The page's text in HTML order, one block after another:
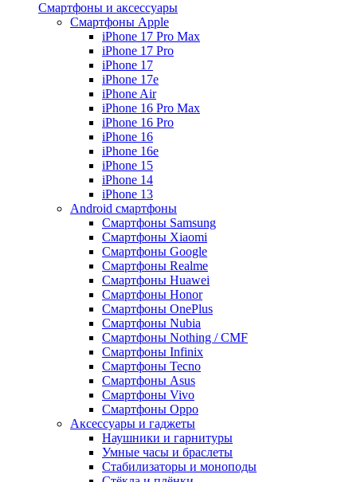
Смартфоны и аксессуары
Смартфоны Apple
iPhone 17 Pro Max
iPhone 17 Pro
iPhone 17
iPhone 17e
iPhone Air
iPhone 16 Pro Max
iPhone 16 Pro
iPhone 16
iPhone 16e
iPhone 15
iPhone 14
iPhone 13
Android cмартфоны
Смартфоны Samsung
Смартфоны Xiaomi
Смартфоны Google
Смартфоны Realme
Смартфоны Huawei
Смартфоны Honor
Смартфоны OnePlus
Смартфоны Nubia
Смартфоны Nothing / CMF
Смартфоны Infinix
Смартфоны Tecno
Смартфоны Asus
Смартфоны Vivo
Смартфоны Oppo
Аксессуары и гаджеты
Наушники и гарнитуры
Умные часы и браслеты
Стабилизаторы и моноподы